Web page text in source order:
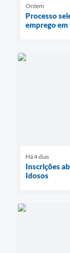
Ontem
Processo
emprego em
Há 4 dias
Inscrições
Idosos